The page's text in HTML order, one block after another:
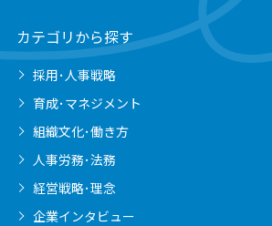
カテゴリから探す
採用･人事戦略
育成･マネジメント
組織文化･働き方
人事労務･法務
経営戦略･理念
企業インタビュー